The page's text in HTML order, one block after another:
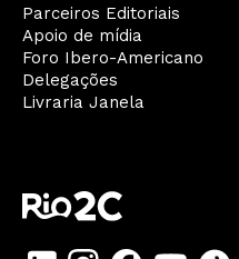
Parceiros Editoriais
Apoio de mídia
Foro Ibero-Americano
Delegações
Livraria Janela